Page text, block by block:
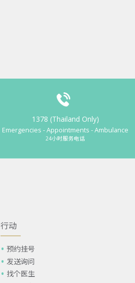
1378 (Thailand Only)
Emergencies - Appointments - Ambulance
24小时服务电话
行动
预约挂号
发送询问
找个医生